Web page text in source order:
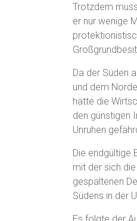
Trotzdem
er nur wenige
Da der Süden
und dem
hätte die
den günstigen
Unruhen
Die endgültige
mit der sich
gespaltenen
Südens in der
Es folgte der